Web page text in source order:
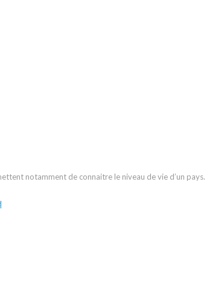
notamment de connaitre le niveau de vie d’un pays.